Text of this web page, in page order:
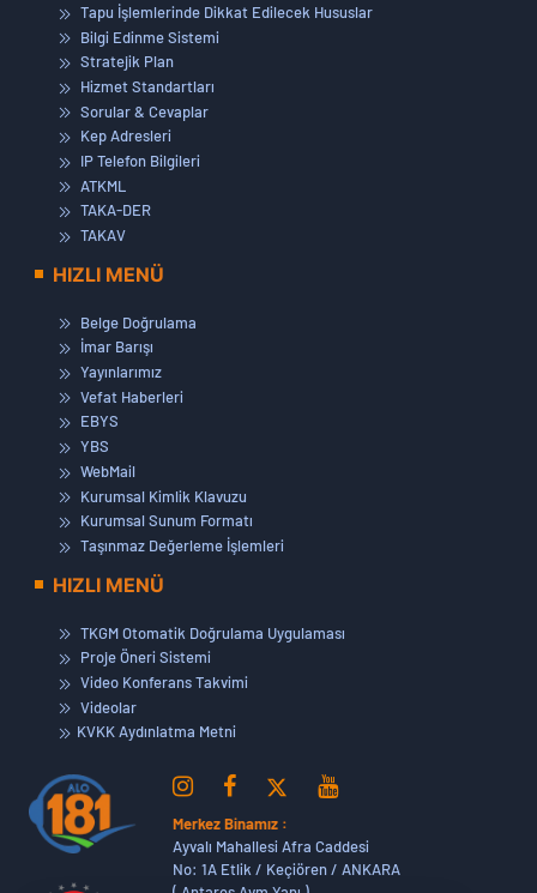
Tapu İşlemlerinde Dikkat Edilecek Hususlar
Bilgi Edinme Sistemi
Stratejik Plan
Hizmet Standartları
Sorular & Cevaplar
Kep Adresleri
IP Telefon Bilgileri
ATKML
TAKA-DER
TAKAV
HIZLI MENÜ
Belge Doğrulama
İmar Barışı
Yayınlarımız
Vefat Haberleri
EBYS
YBS
WebMail
Kurumsal Kimlik Klavuzu
Kurumsal Sunum Formatı
Taşınmaz Değerleme İşlemleri
HIZLI MENÜ
TKGM Otomatik Doğrulama Uygulaması
Proje Öneri Sistemi
Video Konferans Takvimi
Videolar
KVKK Aydınlatma Metni
Merkez Binamız :
Ayvalı Mahallesi Afra Caddesi
No: 1A Etlik / Keçiören / ANKARA